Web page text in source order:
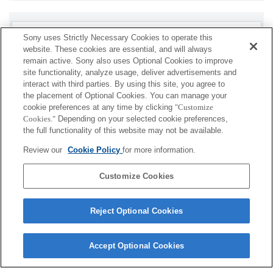
Корпус
Сменная оптика α
Аксессуары для объективов
Аксессуары
В зависимости от страны и региона некоторые
продукты могут быть недоступны.
Cookie Policy
Copyright 2026 Sony Corporation
Sony uses Strictly Necessary Cookies to operate this
website. These cookies are essential, and will always
remain active. Sony also uses Optional Cookies to improve
site functionality, analyze usage, deliver advertisements and
interact with third parties. By using this site, you agree to
the placement of Optional Cookies. You can manage your
cookie preferences at any time by clicking "Customize
Cookies." Depending on your selected cookie preferences,
the full functionality of this website may not be available.
Review our Cookie Policyfor more information.
Customize Cookies
Reject Optional Cookies
Accept Optional Cookies